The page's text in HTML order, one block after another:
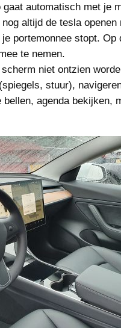
automatisch met je
altijd de tesla openen
portemonnee stopt. Op
te nemen.
niet ontzien
stuur),
bellen, agenda bekijken,